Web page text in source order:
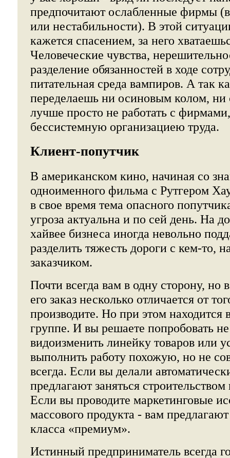
предпочитают ослабленные фирмы
или нестабильности). В этой
кажется спасением, за него
Человеческие чувства,
разделение обязанностей в ходе
питательная среда вампиров. А так
переделаешь ни осиновым колом, ни
лучше просто не работать с
бессистемную организациею труда.
Клиент-попутчик
В американском кино, начиная со
одноименного фильма с Рутгером
в свое время тема опасного
угроза актуальна и по сей день. На
хайвее бизнеса иногда невольно
разделить тяжесть дороги с кем-то,
заказчиком.
Почти всегда вам в одну сторону, но
его заказ несколько отличается от
производите. Но при этом находится
группе. И вы решаете попробовать
видоизменить линейку товаров или
выполнить работу похожую, но не
всегда. Если вы делали
предлагают заняться
Если вы проводите маркетинговые
массового продукта - вам
класса «премиум».
Истинный предприниматель всегда